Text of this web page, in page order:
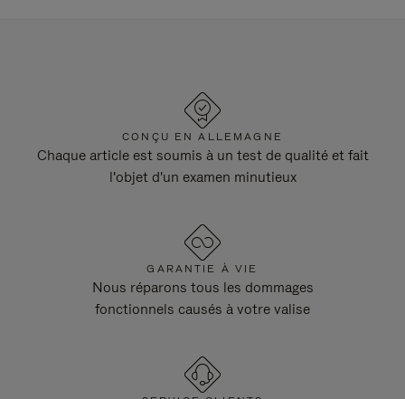
CONÇU EN ALLEMAGNE
Chaque article est soumis à un test de qualité et fait
l'objet d'un examen minutieux
GARANTIE À VIE
Nous réparons tous les dommages
fonctionnels causés à votre valise